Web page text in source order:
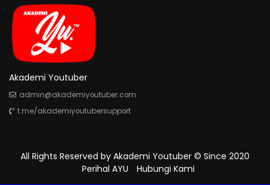
Akademi Youtuber
admin@akademiyoutuber.com
t.me/akademiyoutubersupport
All Rights Reserved by Akademi Youtuber © Since 2020
Perihal AYU
Hubungi Kami